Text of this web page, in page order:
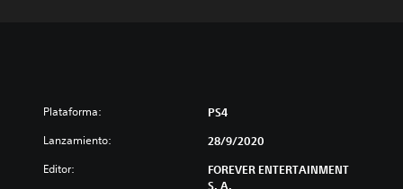
Plataforma: PS4
Lanzamiento: 28/9/2020
Editor:
FOREVER ENTERTAINMENT
S. A.